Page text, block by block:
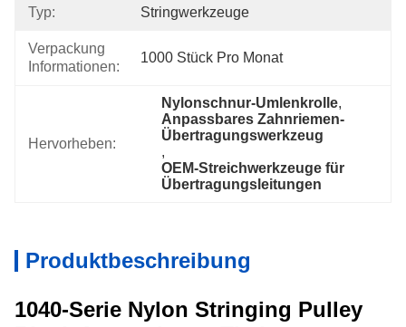
Typ: Stringwerkzeuge
Verpackung
Informationen:
1000 Stück Pro Monat
Hervorheben:
Nylonschnur-Umlenkrolle,
Anpassbares Zahnriemen-
Übertragungswerkzeug
,
OEM-Streichwerkzeuge für
Übertragungsleitungen
Produktbeschreibung
1040-Serie Nylon Stringing Pulley